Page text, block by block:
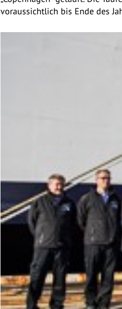
voraussichtlich bis Ende des